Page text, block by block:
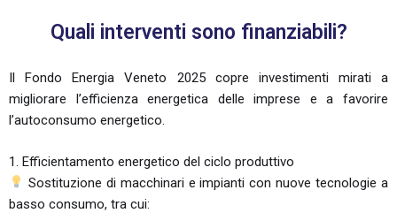
Quali interventi sono finanziabili?
Il Fondo Energia Veneto 2025 copre investimenti mirati a
migliorare l’efficienza energetica delle imprese e a favorire
l’autoconsumo energetico.
1. Efficientamento energetico del ciclo produttivo
Sostituzione di macchinari e impianti con nuove tecnologie a
basso consumo, tra cui: